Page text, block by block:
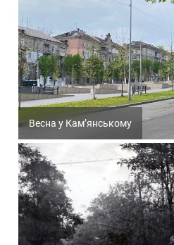
Весна у Кам’янському